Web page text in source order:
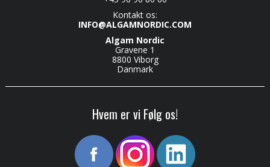
Kontakt os:
INFO@ALGAMNORDIC.COM
Algam Nordic
Gravene 1
8800 Viborg
Danmark
Hvem er vi Følg os!